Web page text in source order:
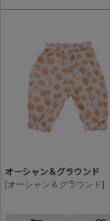
オーシャン＆グラウンド